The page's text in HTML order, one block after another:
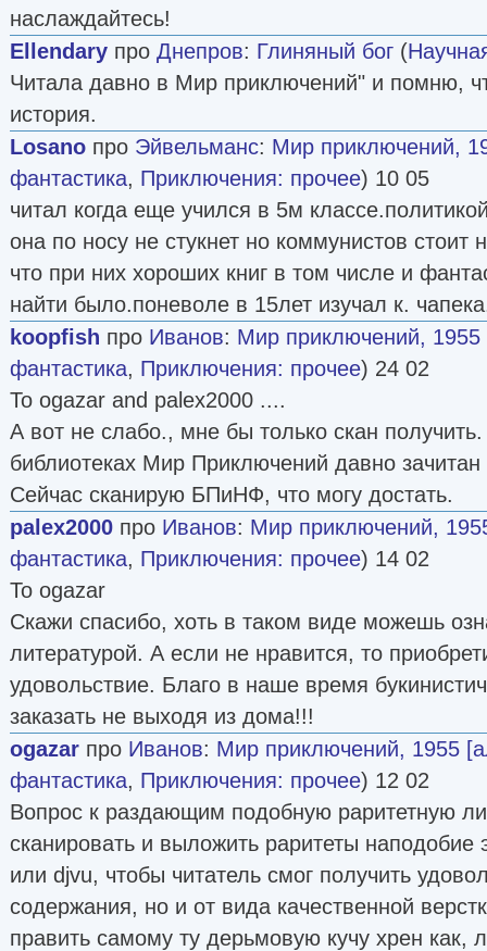
наслаждайтесь!
Ellendary про Днепров: Глиняный бог (
Читала давно в Мир приключений" и помню,
история.
Losano про Эйвельманс: Мир приключений,
фантастика, Приключения: прочее) 10 05
читал когда еще учился в 5м
она по носу не стукнет но коммунистов стоит
что при них хороших книг в том числе и
найти было.поневоле в 15лет изучал к.
koopfish про Иванов: Мир приключений, 1955
фантастика, Приключения: прочее) 24 02
To ogazar and palex2000 ....
А вот не слабо., мне бы только скан
библиотеках Мир Приключений давно зачитан
Сейчас сканирую БПиНФ, что могу достать.
palex2000 про Иванов: Мир приключений,
фантастика, Приключения: прочее) 14 02
To ogazar
Скажи спасибо, хоть в таком виде можешь
литературой. А если не нравится, то
удовольствие. Благо в наше время
заказать не выходя из дома!!!
ogazar про Иванов: Мир приключений, 1955
фантастика, Приключения: прочее) 12 02
Вопрос к раздающим подобную раритетную
сканировать и выложить раритеты наподобие
или djvu, чтобы читатель смог получить
содержания, но и от вида качественной
править самому ту дерьмовую кучу хрен как,